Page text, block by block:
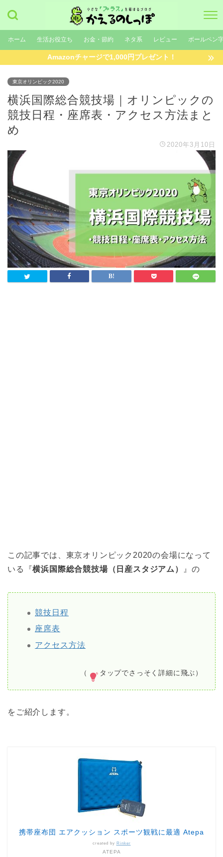
ホーム 生活お役立ち お金・節約 ネタ系 レビュー ボールペン
Amazonチャージで1,000円プレゼント！
東京オリンピック2020
横浜国際総合競技場｜オリンピックの
競技日程・座席表・アクセス方法まと
め
2020年3月10日
この記事では、東京オリンピック2020の会場になって
いる『横浜国際総合競技場（日産スタジアム） 』の
競技日程
座席表
アクセス方法
（ タップでさっそく詳細に飛ぶ）
をご紹介します。
携帯座布団 エアクッション スポーツ観戦に最適 Atepa
created by Rinker
ATEPA